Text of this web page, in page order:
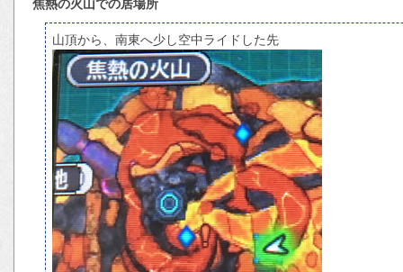
焦熱の火山での居場所
山頂から、南東へ少し空中ライドした先